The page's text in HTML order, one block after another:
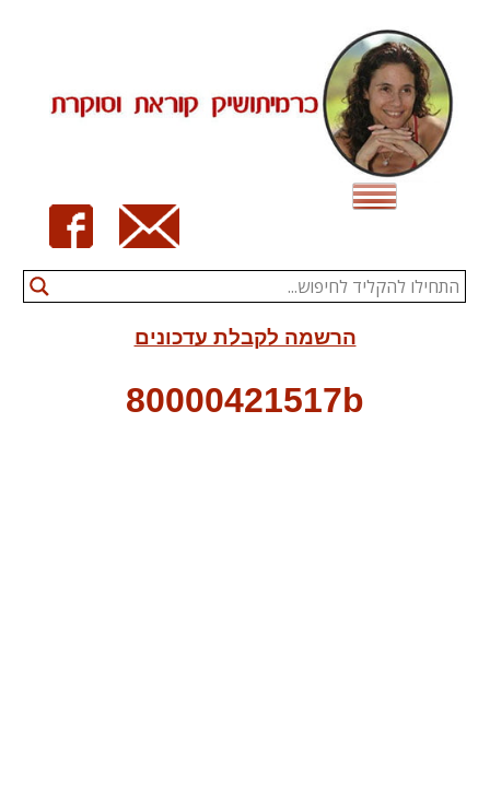
content
הרשמה לקבלת עדכונים
80000421517b